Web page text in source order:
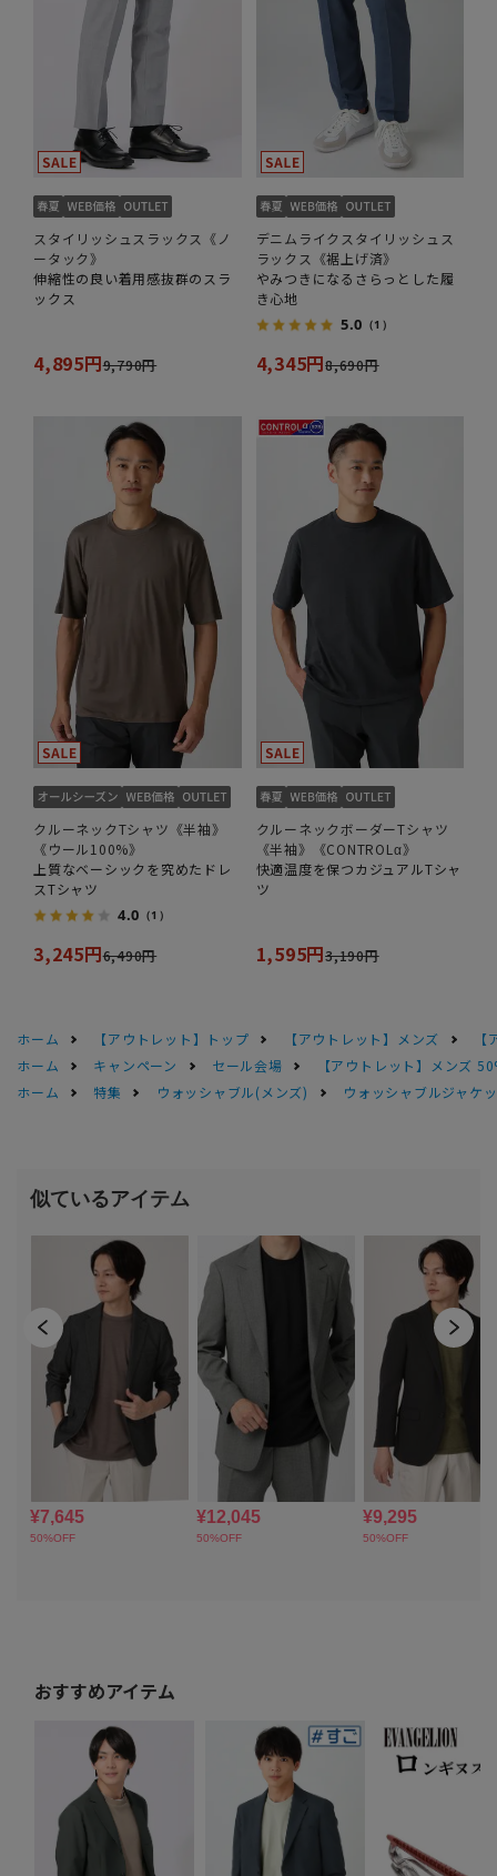
スタイリッシュスラックス《ノ
ータック》
伸縮性の良い着用感抜群のスラ
ックス
4,895円9,790円
デニムライクスタイリッシュス
ラックス《裾上げ済》
やみつきになるさらっとした履
き心地
5.0 （1）
4,345円8,690円
クルーネックTシャツ《半袖》
《ウール100%》
上質なベーシックを究めたドレ
スTシャツ
4.0 （1）
3,245円6,490円
クルーネックボーダーTシャツ
《半袖》《CONTROLα》
快適温度を保つカジュアルTシャ
ツ
1,595円3,190円
ホーム 【アウトレット】トップ 【アウトレット】メンズ
ホーム
キャンペーン セール会場
【アウトレット】メンズ
ホーム
特集 ウォッシャブル(メンズ) ウォッシャブルジャケ